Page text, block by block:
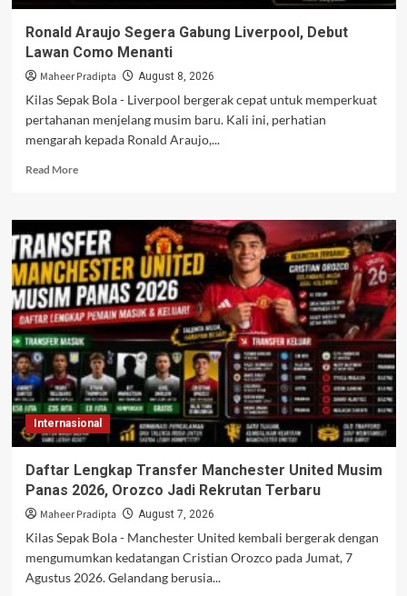
Ronald Araujo Segera Gabung Liverpool, Debut
Lawan Como Menanti
Maheer Pradipta August 8, 2026
Kilas Sepak Bola - Liverpool bergerak cepat untuk memperkuat
pertahanan menjelang musim baru. Kali ini, perhatian
mengarah kepada Ronald Araujo,...
Read MoreRead
Ronald
Araujo
Segera
Gabung
Liverpool,
Debut
Lawan
Como
Menanti
Internasional
Daftar Lengkap Transfer Manchester United Musim
Panas 2026, Orozco Jadi Rekrutan Terbaru
Maheer Pradipta August 7, 2026
Kilas Sepak Bola - Manchester United kembali bergerak dengan
mengumumkan kedatangan Cristian Orozco pada Jumat, 7
Agustus 2026. Gelandang berusia...